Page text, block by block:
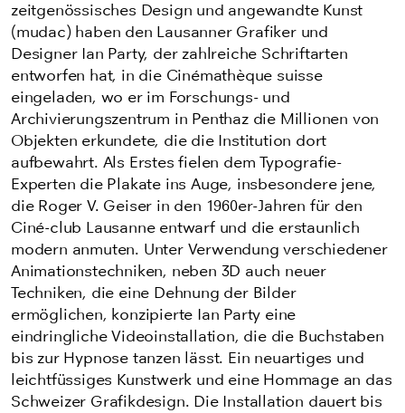
zeitgenössisches Design und angewandte Kunst
(mudac) haben den Lausanner Grafiker und
Designer Ian Party, der zahlreiche Schriftarten
entworfen hat, in die Cinémathèque suisse
eingeladen, wo er im Forschungs- und
Archivierungszentrum in Penthaz die Millionen von
Objekten erkundete, die die Institution dort
aufbewahrt. Als Erstes fielen dem Typografie-
Experten die Plakate ins Auge, insbesondere jene,
die Roger V. Geiser in den 1960er-Jahren für den
Ciné-club Lausanne entwarf und die erstaunlich
modern anmuten. Unter Verwendung verschiedener
Animationstechniken, neben 3D auch neuer
Techniken, die eine Dehnung der Bilder
ermöglichen, konzipierte Ian Party eine
eindringliche Videoinstallation, die die Buchstaben
bis zur Hypnose tanzen lässt. Ein neuartiges und
leichtfüssiges Kunstwerk und eine Hommage an das
Schweizer Grafikdesign. Die Installation dauert bis